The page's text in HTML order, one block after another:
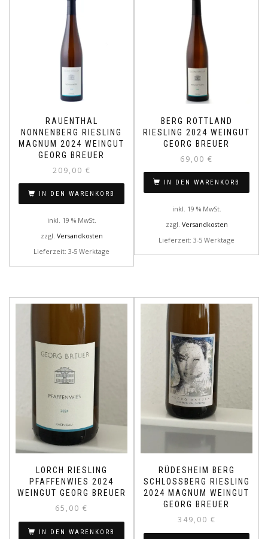
RAUENTHAL
NONNENBERG RIESLING
MAGNUM 2024 WEINGUT
GEORG BREUER
209,00 €
IN DEN WARENKORB
inkl. 19 % MwSt.
zzgl. Versandkosten
Lieferzeit: 3-5 Werktage
BERG ROTTLAND
RIESLING 2024 WEINGUT
GEORG BREUER
69,00 €
IN DEN WARENKORB
inkl. 19 % MwSt.
zzgl. Versandkosten
Lieferzeit: 3-5 Werktage
LORCH RIESLING
PFAFFENWIES 2024
WEINGUT GEORG BREUER
65,00 €
IN DEN WARENKORB
RÜDESHEIM BERG
SCHLOSSBERG RIESLING
2024 MAGNUM WEINGUT
GEORG BREUER
349,00 €